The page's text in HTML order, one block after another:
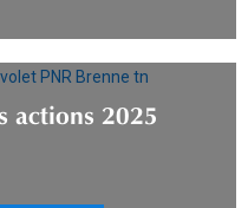
actions 2025